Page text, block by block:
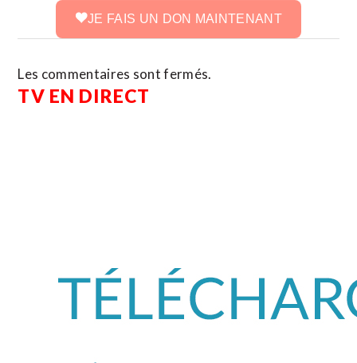
JE FAIS UN DON MAINTENANT
Les commentaires sont fermés.
TV EN DIRECT